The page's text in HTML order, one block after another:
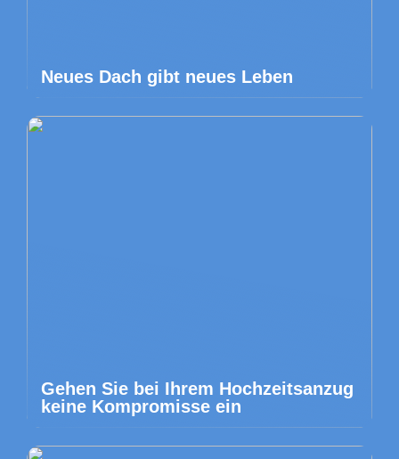
Neues Dach gibt neues Leben
Gehen Sie bei Ihrem Hochzeitsanzug
keine Kompromisse ein